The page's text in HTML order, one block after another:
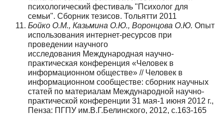
психологический фестиваль "Психолог для
семьи". Сборник тезисов. Тольятти 2011
Бойко О.М., Казьмина О.Ю., Воронцова О.Ю. Опыт
использования интернет-ресурсов при
проведении научного
исследования Международная научно-
практическая конференция «Человек в
информационном обществе» // Человек в
информационном сообществе: сборник научных
статей по материалам Международной научно-
практической конференции 31 мая-1 июня 2012 г.,
Пенза: ПГПУ им.В.Г.Белинского, 2012, с.163-165